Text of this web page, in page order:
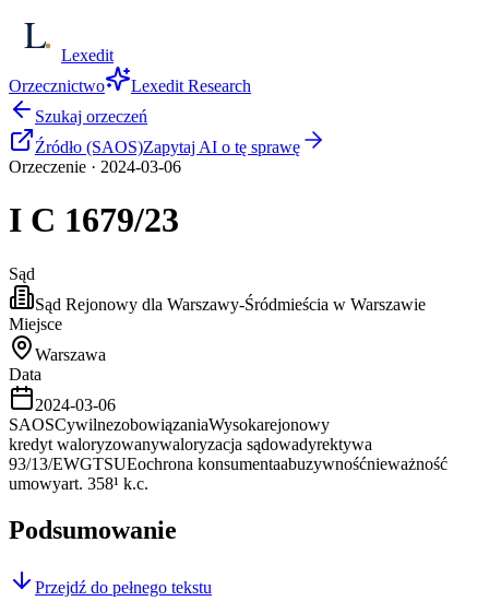
Lexedit
Orzecznictwo
Lexedit Research
Szukaj orzeczeń
Źródło (SAOS)Zapytaj AI o tę sprawę
Orzeczenie · 2024-03-06
I C 1679/23
Sąd
Sąd Rejonowy dla Warszawy-Śródmieścia w Warszawie
Miejsce
Warszawa
Data
2024-03-06
SAOSCywilnezobowiązaniaWysokarejonowy
kredyt waloryzowanywaloryzacja sądowadyrektywa
93/13/EWGTSUEochrona konsumentaabuzywnośćnieważność
umowyart. 358¹ k.c.
Podsumowanie
Przejdź do pełnego tekstu